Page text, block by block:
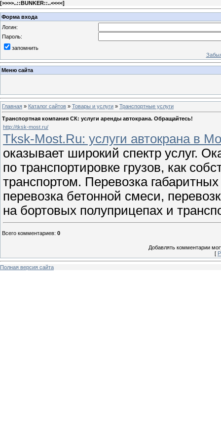
[>>>>..::BUNKER::..<<<<]
Форма входа
Логин:
Пароль:
запомнить
Меню сайта
Главная » Каталог сайтов » Товары и услуги » Транспортные услуги
Транспортная компания СК: услуги аренды автокрана. Обращайтесь!
http://tksk-most.ru/
Tksk-Most.Ru: услуги автокрана в
оказывает широкий спектр услуг.
по транспортировке грузов, как
транспортом. Перевозка
перевозка бетонной смеси,
на бортовых полуприцепах и
Всего комментариев: 0
Добавлять комментарии
[
Полная версия сайта